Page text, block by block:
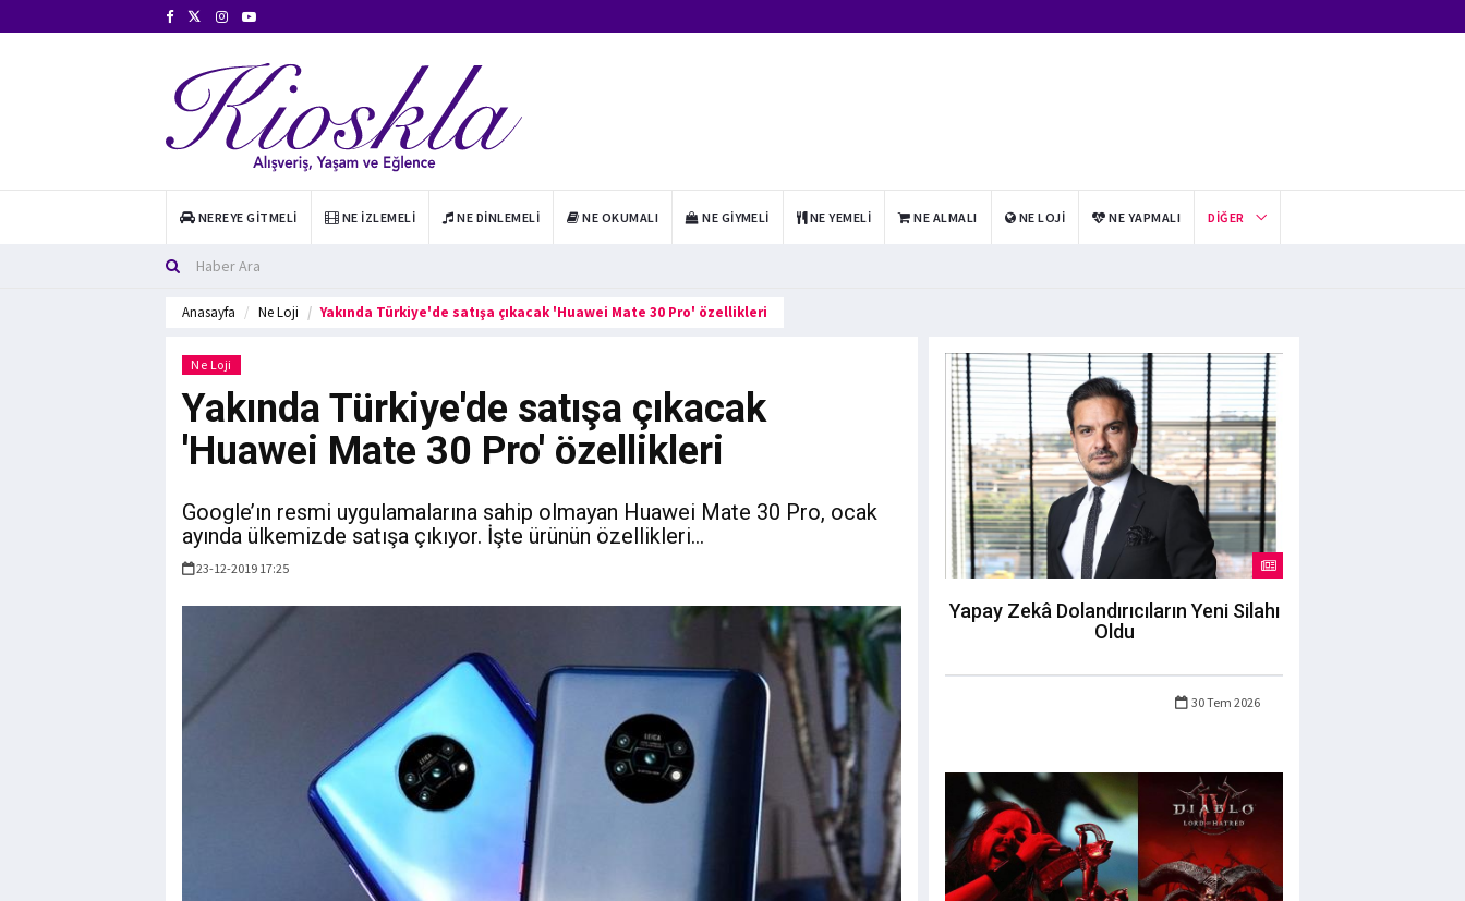
NEREYE GITMELI NE İZLEMELI NE DINLEMELI NE OKUMALI NE GIYMELI NE YEMELI NE ALMALI NE LOJI NE YAPMALI DIĞER
Anasayfa Ne Loji Yakında Türkiye'de satışa çıkacak 'Huawei Mate 30 Pro' özellikleri
Ne Loji
Yakında Türkiye'de satışa çıkacak
'Huawei Mate 30 Pro' özellikleri
Google’ın resmi uygulamalarına sahip olmayan Huawei Mate 30 Pro, ocak
ayında ülkemizde satışa çıkıyor. İşte ürünün özellikleri...
23-12-2019 17:25
Yapay Zekâ Dolandırıcıların Yeni Silahı
Oldu
30 Tem 2026